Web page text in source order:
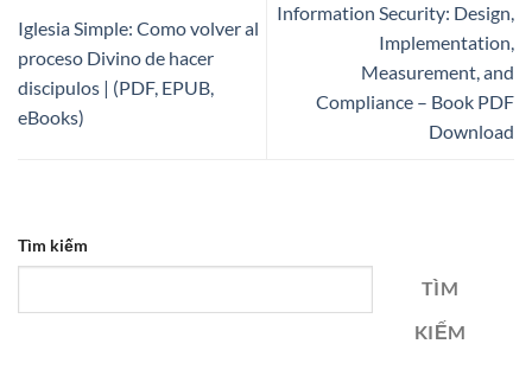
Iglesia Simple: Como volver al
proceso Divino de hacer
discipulos | (PDF, EPUB,
eBooks)
Information Security: Design,
Implementation,
Measurement, and
Compliance – Book PDF
Download
Tìm kiếm
TÌM
KIẾM